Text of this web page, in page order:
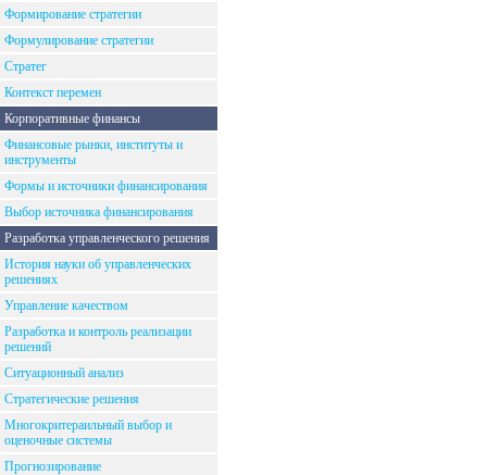
Формирование стратегии
Формулирование стратегии
Стратег
Контекст перемен
Корпоративные финансы
Финансовые рынки, институты и
инструменты
Формы и источники финансирования
Выбор источника финансирования
Разработка управленческого решения
История науки об управленческих
решениях
Управление качеством
Разработка и контроль реализации
решений
Ситуационный анализ
Стратегические решения
Многокритераильный выбор и
оценочные системы
Прогнозирование